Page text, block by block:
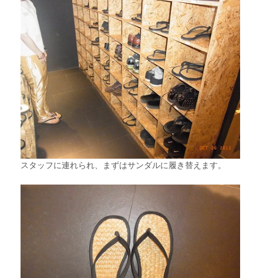
スタッフに連れられ、まずはサンダルに履き替えます。